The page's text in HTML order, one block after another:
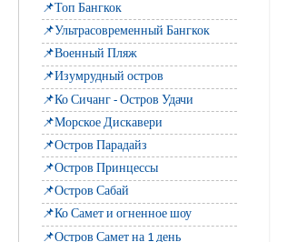
📌Топ Бангкок
📌Ультрасовременный Бангкок
📌Военный Пляж
📌Изумрудный остров
📌Ко Сичанг - Остров Удачи
📌Морское Дискавери
📌Остров Парадайз
📌Остров Принцессы
📌Остров Сабай
📌Ко Самет и огненное шоу
📌Остров Самет на 1 день